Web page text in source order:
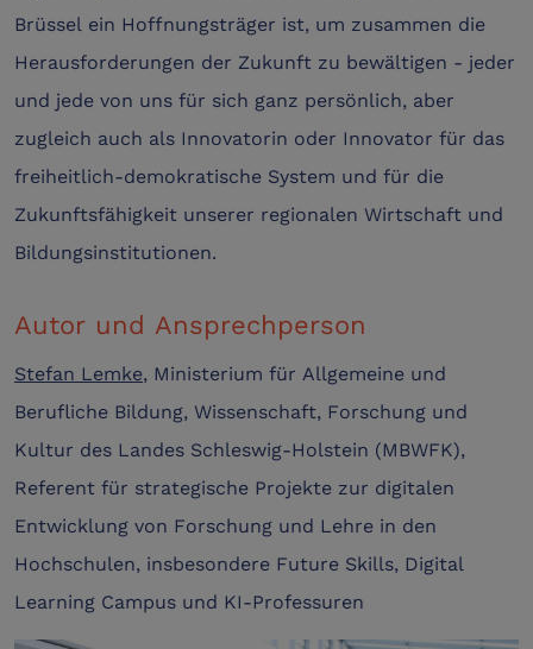
Brüssel ein Hoffnungsträger ist, um zusammen die
Herausforderungen der Zukunft zu bewältigen - jeder
und jede von uns für sich ganz persönlich, aber
zugleich auch als Innovatorin oder Innovator für das
freiheitlich-demokratische System und für die
Zukunftsfähigkeit unserer regionalen Wirtschaft und
Bildungsinstitutionen.
Autor und Ansprechperson
Stefan Lemke, Ministerium für Allgemeine und
Berufliche Bildung, Wissenschaft, Forschung und
Kultur des Landes Schleswig-Holstein (MBWFK),
Referent für strategische Projekte zur digitalen
Entwicklung von Forschung und Lehre in den
Hochschulen, insbesondere Future Skills, Digital
Learning Campus und KI-Professuren